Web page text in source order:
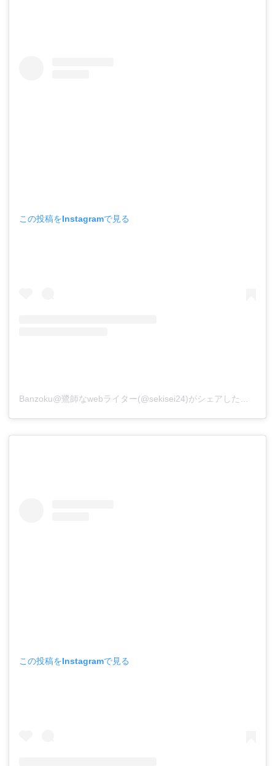
この投稿をInstagramで見る
この投稿をInstagramで見る